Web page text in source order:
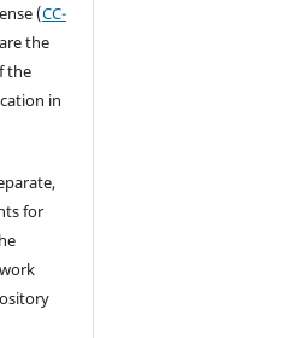
(CC-
the
the
in
for